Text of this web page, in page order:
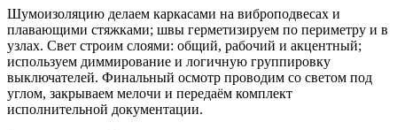
Шумоизоляцию делаем каркасами на виброподвесах и
плавающими стяжками; швы герметизируем по периметру и в
узлах. Свет строим слоями: общий, рабочий и акцентный;
используем диммирование и логичную группировку
выключателей. Финальный осмотр проводим со светом под
углом, закрываем мелочи и передаём комплект
исполнительной документации.